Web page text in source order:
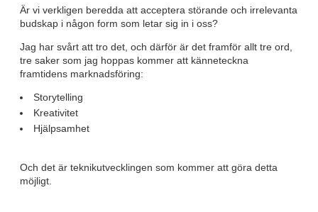
Är vi verkligen beredda att acceptera störande och irrelevanta
budskap i någon form som letar sig in i oss?
Jag har svårt att tro det, och därför är det framför allt tre ord,
tre saker som jag hoppas kommer att känneteckna
framtidens marknadsföring:
Storytelling
Kreativitet
Hjälpsamhet
Och det är teknikutvecklingen som kommer att göra detta
möjligt.